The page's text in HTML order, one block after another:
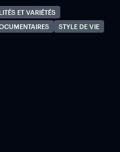
ET VARIÉTÉS
STYLE DE VIE